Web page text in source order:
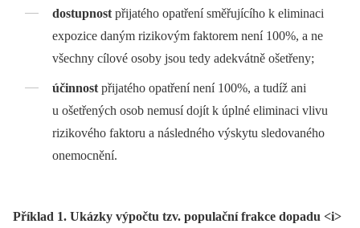
dostupnost přijatého opatření směřujícího k eliminaci
expozice daným rizikovým faktorem není 100%, a ne
všechny cílové osoby jsou tedy adekvátně ošetřeny;
účinnost přijatého opatření není 100%, a tudíž ani
u ošetřených osob nemusí dojít k úplné eliminaci vlivu
rizikového faktoru a následného výskytu sledovaného
onemocnění.
Příklad 1. Ukázky výpočtu tzv. populační frakce dopadu <i>